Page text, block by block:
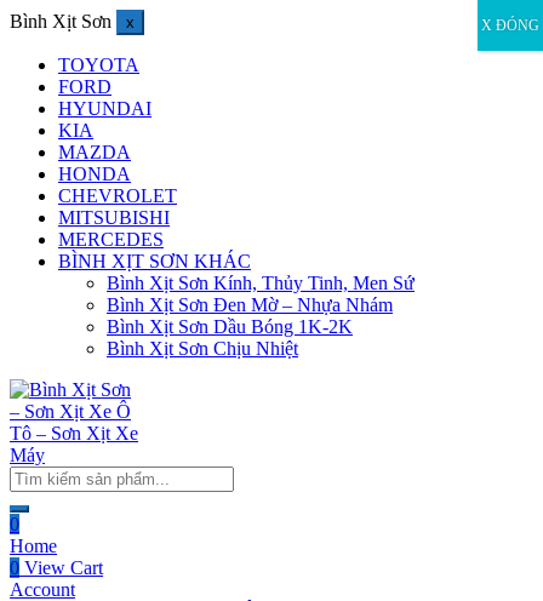
Bình Xịt Sơn x
TOYOTA
FORD
HYUNDAI
KIA
MAZDA
HONDA
CHEVROLET
MITSUBISHI
MERCEDES
BÌNH XỊT SƠN KHÁC
Bình Xịt Sơn Kính, Thủy Tinh, Men Sứ
Bình Xịt Sơn Đen Mờ – Nhựa Nhám
Bình Xịt Sơn Dầu Bóng 1K-2K
Bình Xịt Sơn Chịu Nhiệt
0
Home
0 View Cart
Account
X ĐÓNG